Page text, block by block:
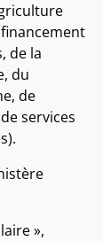
de la
du
de
services
»,